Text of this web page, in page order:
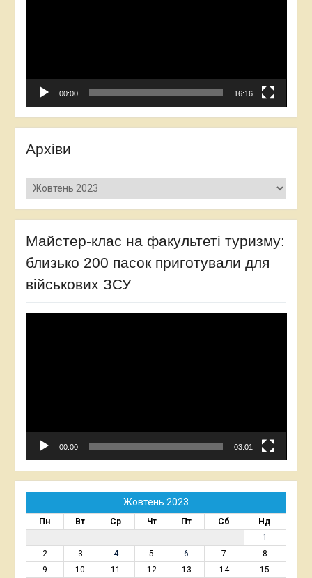
00:00 16:16
Архіви
Архіви
Майстер-клас на факультеті туризму:
близько 200 пасок приготували для
військових ЗСУ
00:00 03:01
Жовтень 2023
Пн Вт Ср Чт Пт Сб
Нд
1
2
3 4 5 6 7
8
9
10 11 12 13 14 15